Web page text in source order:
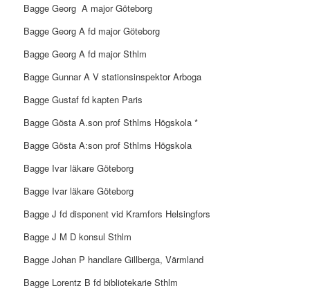
Bagge Georg A major Göteborg
Bagge Georg A fd major Göteborg
Bagge Georg A fd major Sthlm
Bagge Gunnar A V stationsinspektor Arboga
Bagge Gustaf fd kapten Paris
Bagge Gösta A.son prof Sthlms Högskola *
Bagge Gösta A:son prof Sthlms Högskola
Bagge Ivar läkare Göteborg
Bagge Ivar läkare Göteborg
Bagge J fd disponent vid Kramfors Helsingfors
Bagge J M D konsul Sthlm
Bagge Johan P handlare Gillberga, Värmland
Bagge Lorentz B fd bibliotekarie Sthlm